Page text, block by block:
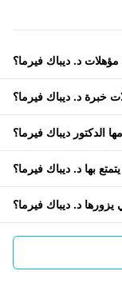
د. ديباك فيرما؟
خبرة د. ديباك فيرما؟
الدكتور ديباك فيرما؟
بها د. ديباك فيرما؟
د. ديباك فيرما؟